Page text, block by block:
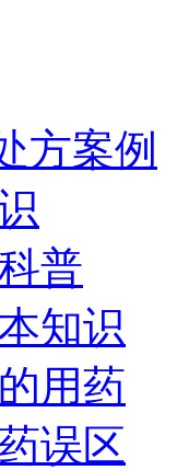
方案例
普
知识
用药
误区